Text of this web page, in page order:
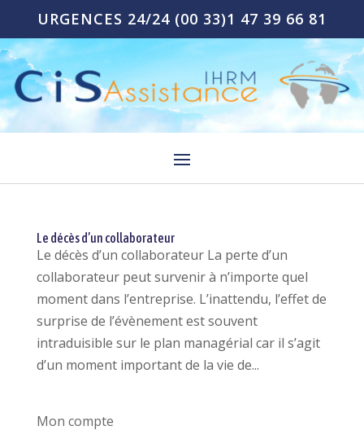
URGENCES 24/24 (00 33)1 47 39 66 81
Le décès d’un collaborateur
Le décès d’un collaborateur La perte d’un
collaborateur peut survenir à n’importe quel
moment dans l’entreprise. L’inattendu, l’effet de
surprise de l’évènement est souvent
intraduisible sur le plan managérial car il s’agit
d’un moment important de la vie de...
Mon compte